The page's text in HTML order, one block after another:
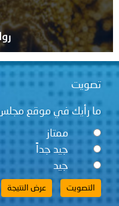
تصويت
ما رأيك في موقع مجلس
ممتاز
جيد جداً
جيد